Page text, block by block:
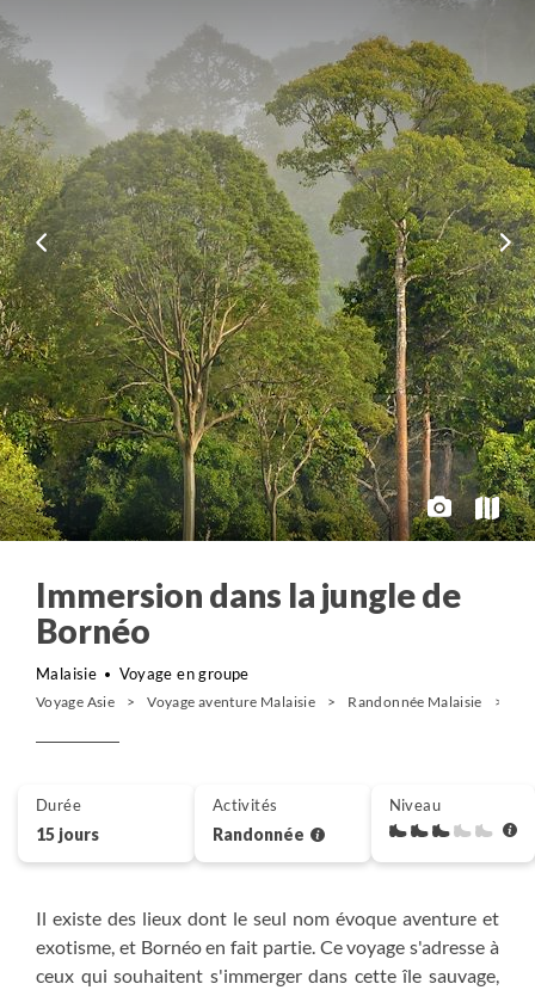
Immersion dans la jungle de
Bornéo
Malaisie Voyage en groupe
Voyage Asie Voyage aventure Malaisie Randonnée Malaisie
Il existe des lieux dont le seul nom évoque aventure et
exotisme, et Bornéo en fait partie. Ce voyage s'adresse à
ceux qui souhaitent s'immerger dans cette île sauvage,
Durée
15 jours
Activités
Randonnée
Niveau